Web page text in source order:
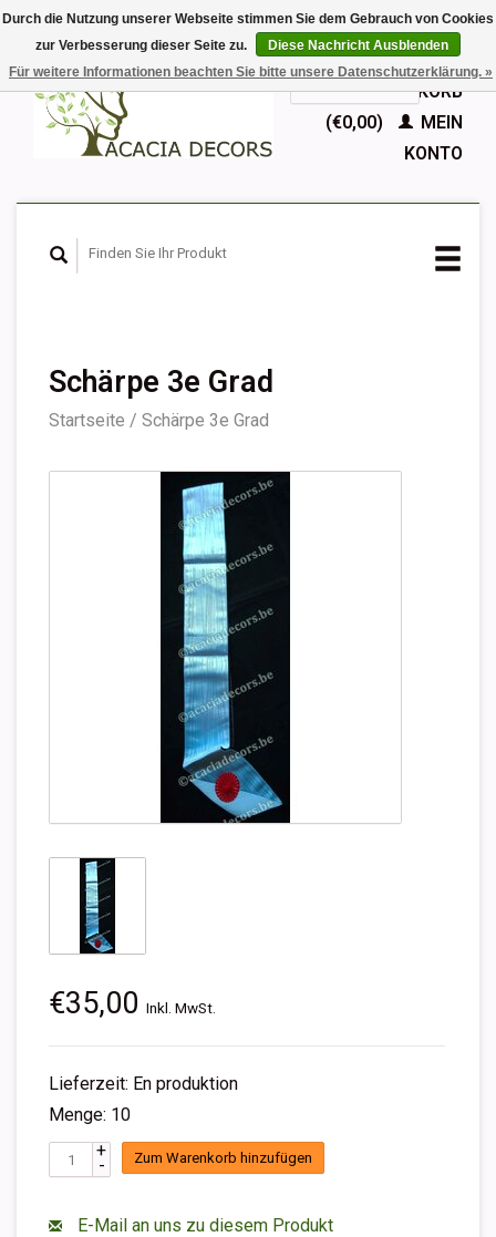
EUR
GBPDeutsch
Nederlands
English
IHR WARENKORB
(€0,00)
MEIN
KONTO
Schärpe 3e Grad
Startseite / Schärpe 3e Grad
€35,00 Inkl. MwSt.
Lieferzeit: En produktion
Menge: 10
+
- Zum Warenkorb hinzufügen
E-Mail an uns zu diesem Produkt
Durch die Nutzung unserer Webseite stimmen Sie dem Gebrauch von Cookies
zur Verbesserung dieser Seite zu.
Diese Nachricht Ausblenden
Für weitere Informationen beachten Sie bitte unsere Datenschutzerklärung. »